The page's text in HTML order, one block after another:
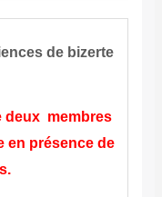
de bizerte
deux membres
en présence de